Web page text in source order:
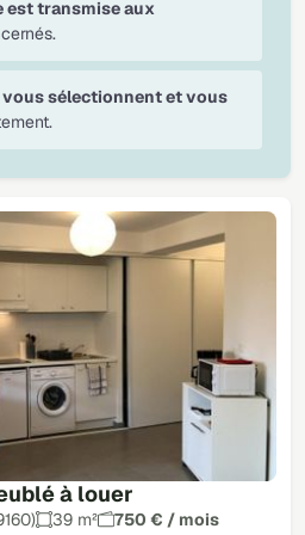
à louer
39 m² 750 € / mois
est transmise aux
sélectionnent et vous